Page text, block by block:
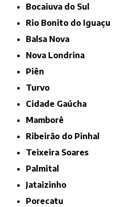
Bocaiuva do Sul
Rio Bonito do Iguaçu
Balsa Nova
Nova Londrina
Piên
Turvo
Cidade Gaúcha
Mamborê
Ribeirão do Pinhal
Teixeira Soares
Palmital
Jataizinho
Porecatu